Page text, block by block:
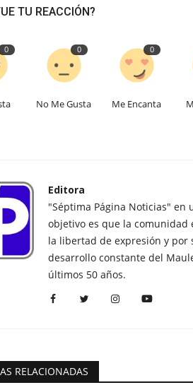
TU REACCIÓN?
0 0
No Me Gusta
0
Me Encanta
Editora
"Séptima Página Noticias" en
objetivo es que la
la libertad de expresión y por
desarrollo constante del
últimos 50 años.
RELACIONADAS